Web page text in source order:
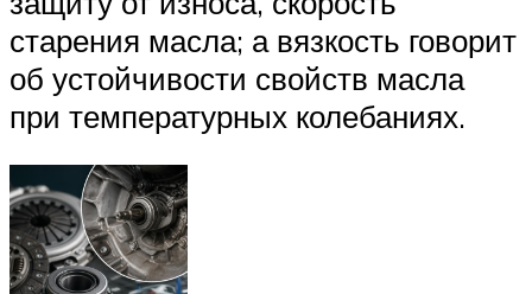
старения масла; а вязкость говорит
об устойчивости свойств масла
при температурных колебаниях.